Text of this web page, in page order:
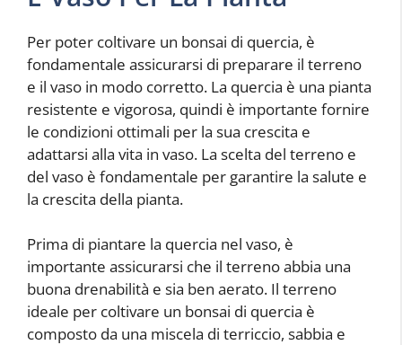
Per poter coltivare un bonsai di quercia, è
fondamentale assicurarsi di preparare il terreno
e il vaso in modo corretto. La quercia è una pianta
resistente e vigorosa, quindi è importante fornire
le condizioni ottimali per la sua crescita e
adattarsi alla vita in vaso. La scelta del terreno e
del vaso è fondamentale per garantire la salute e
la crescita della pianta.
Prima di piantare la quercia nel vaso, è
importante assicurarsi che il terreno abbia una
buona drenabilità e sia ben aerato. Il terreno
ideale per coltivare un bonsai di quercia è
composto da una miscela di terriccio, sabbia e